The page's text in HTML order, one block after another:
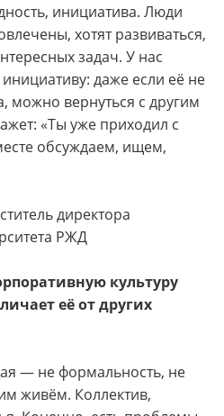
инициатива. Люди
хотят развиваться,
задач. У нас
даже если её не
можно вернуться с другим
«Ты уже приходил с
обсуждаем, ищем,
культуру
её от других
— не формальность, не
живём. Коллектив,